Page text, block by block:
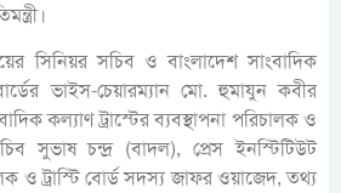
সিনিয়র সচিব ও বাংলাদেশ সাংবাদিক
ভাইস-চেয়ারম্যান মো. হুমাযুন কবীর
কল্যাণ ট্রাস্টের ব্যবস্থাপনা পরিচালক ও
সুভাষ চন্দ্র (বাদল), প্রেস ইনস্টিটিউট
ও ট্রাস্টি বোর্ড সদস্য জাফর ওয়াজেদ, তথ্য